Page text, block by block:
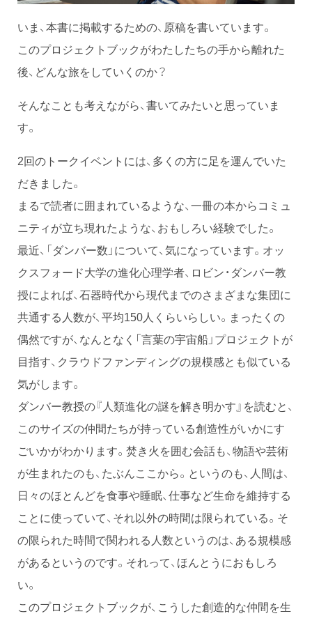
いま、本書に掲載するための、原稿を書いています。
このプロジェクトブックがわたしたちの手から離れた
後、どんな旅をしていくのか？
そんなことも考えながら、書いてみたいと思っていま
す。
2回のトークイベントには、多くの方に足を運んでいた
だきました。
まるで読者に囲まれているような、一冊の本からコミュ
ニティが立ち現れたような、おもしろい経験でした。
最近、「ダンバー数」について、気になっています。オッ
クスフォード大学の進化心理学者、ロビン・ダンバー教
授によれば、石器時代から現代までのさまざまな集団に
共通する人数が、平均150人くらいらしい。まったくの
偶然ですが、なんとなく「言葉の宇宙船」プロジェクトが
目指す、クラウドファンディングの規模感とも似ている
気がします。
ダンバー教授の『人類進化の謎を解き明かす』を読むと、
このサイズの仲間たちが持っている創造性がいかにす
ごいかがわかります。焚き火を囲む会話も、物語や芸術
が生まれたのも、たぶんここから。というのも、人間は、
日々のほとんどを食事や睡眠、仕事など生命を維持する
ことに使っていて、それ以外の時間は限られている。そ
の限られた時間で関われる人数というのは、ある規模感
があるというのです。それって、ほんとうにおもしろ
い。
このプロジェクトブックが、こうした創造的な仲間を生